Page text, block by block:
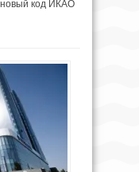
новый код ИКАО